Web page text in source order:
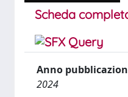
Scheda
Anno
2024